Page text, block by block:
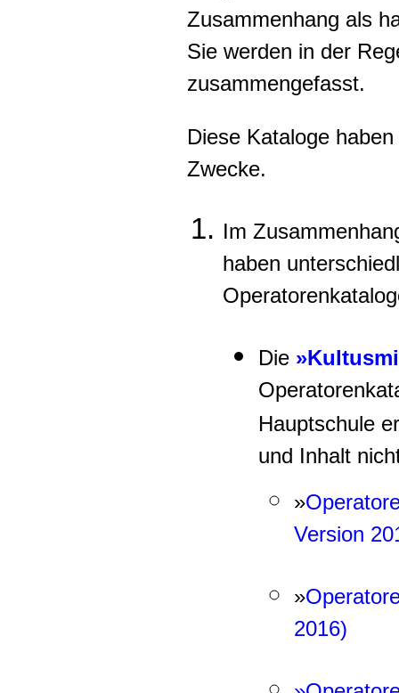
Zusammenhang als
Sie werden in der
zusammengefasst.
Diese Kataloge
Zwecke.
Im
haben
Die
Hauptschule
und Inhalt
»
Version
»
2016)